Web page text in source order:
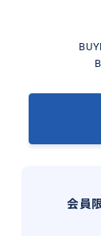
会員